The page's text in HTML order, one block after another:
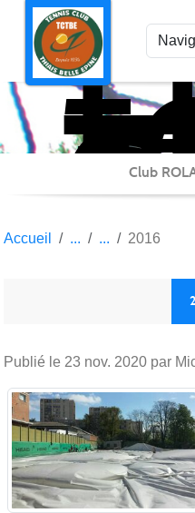
Club
Accueil 2016
Publié le 23 nov. 2020 par
Panneau de gestion des